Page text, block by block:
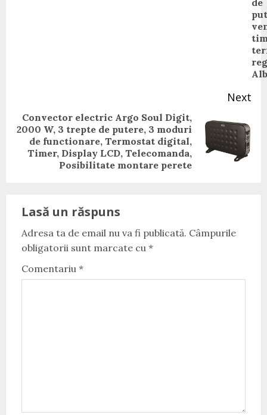
de
Alb
Next
Next
post:
Convector electric Argo Soul Digit,
2000 W, 3 trepte de putere, 3 moduri
de functionare, Termostat digital,
Timer, Display LCD, Telecomanda,
Posibilitate montare perete
Lasă un răspuns
Adresa ta de email nu va fi publicată. Câmpurile
obligatorii sunt marcate cu *
Comentariu *